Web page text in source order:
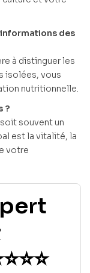
des
à distinguer les
isolées, vous
nutritionnelle.
?
souvent un
est la vitalité, la
votre